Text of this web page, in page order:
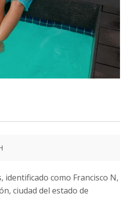
identificado como Francisco N,
ciudad del estado de